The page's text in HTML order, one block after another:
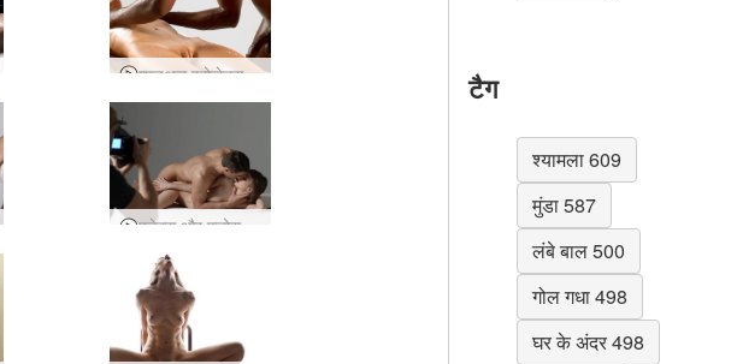
म्युचुअल इरोजेनस मसाज
एलेक्स और फ्लोरा बैकस्टेज पास
टैग
श्यामला 609
मुंडा 587
लंबे बाल 500
गोल गधा 498
घर के अंदर 498